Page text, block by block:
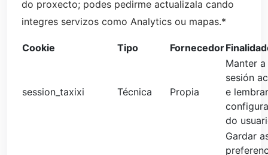
do proxecto; podes pedirme actualizala cando
integres servizos como Analytics ou mapas.*
Cookie Tipo Fornecedor
session_taxixi Técnica Propia
Manter a
sesión
e
do
Gardar